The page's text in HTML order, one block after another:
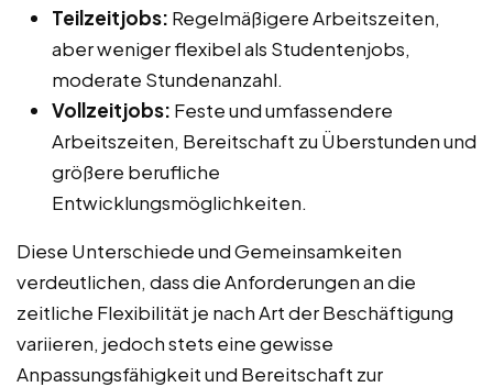
Teilzeitjobs: Regelmäßigere Arbeitszeiten,
aber weniger flexibel als Studentenjobs,
moderate Stundenanzahl.
Vollzeitjobs: Feste und umfassendere
Arbeitszeiten, Bereitschaft zu Überstunden und
größere berufliche
Entwicklungsmöglichkeiten.
Diese Unterschiede und Gemeinsamkeiten
verdeutlichen, dass die Anforderungen an die
zeitliche Flexibilität je nach Art der Beschäftigung
variieren, jedoch stets eine gewisse
Anpassungsfähigkeit und Bereitschaft zur